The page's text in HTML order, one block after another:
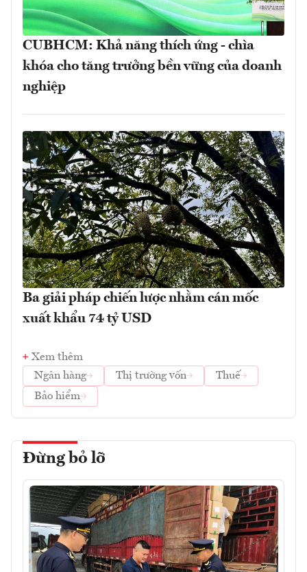
CUBHCM: Khả năng thích ứng - chìa
khóa cho tăng trưởng bền vững của doanh
nghiệp
Ba giải pháp chiến lược nhằm cán mốc
xuất khẩu 74 tỷ USD
Xem thêm
Ngân hàng
Thị trường vốn
Thuế
Bảo hiểm
Đừng bỏ lỡ